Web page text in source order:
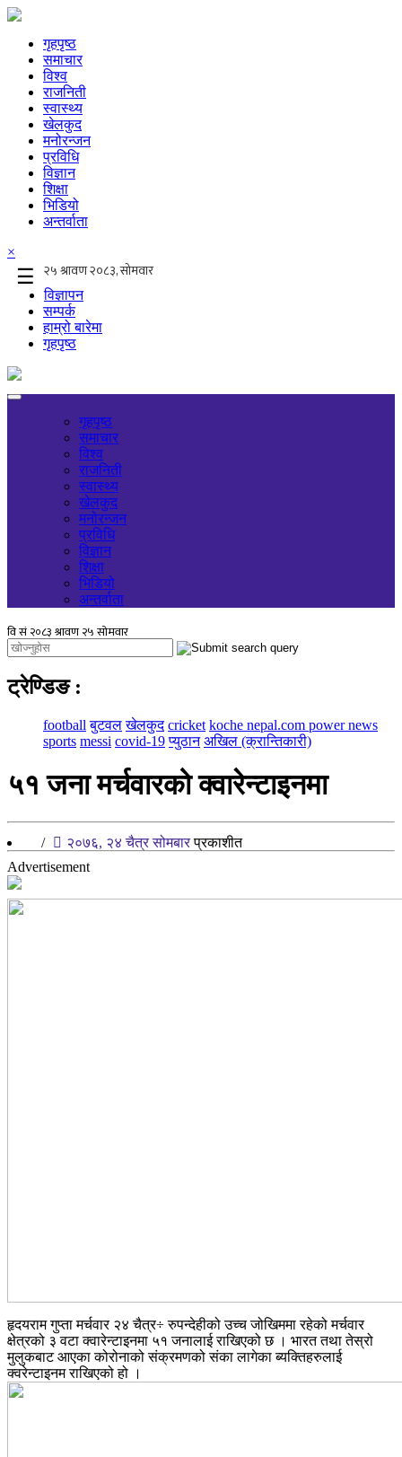
गृहपृष्ठ
समाचार
विश्व
राजनिती
स्वास्थ्य
खेलकुद
मनोरन्जन
प्रविधि
विज्ञान
शिक्षा
भिडियो
अन्तर्वाता
×
☰
विज्ञापन
सम्पर्क
हाम्रो बारेमा
गृहपृष्ठ
गृहपृष्ठ
समाचार
विश्व
राजनिती
स्वास्थ्य
खेलकुद
मनोरन्जन
प्रविधि
विज्ञान
शिक्षा
भिडियो
अन्तर्वाता
ट्रेण्डिङ :
football बुटवल खेलकुद cricket koche nepal.com power news
sports messi covid-19 प्युठान अखिल (क्रान्तिकारी)
५१ जना मर्चवारको क्वारेन्टाइनमा
/ २०७६, २४ चैत्र सोमबारप्रकाशीत
Advertisement
हृदयराम गुप्ता मर्चवार २४ चैत्र÷ रुपन्देहीको उच्च जोखिममा रहेको मर्चवार
क्षेत्रको ३ वटा क्वारेन्टाइनमा ५१ जनालाई राखिएको छ । भारत तथा तेस्रो
मुलुकबाट आएका कोरोनाको संक्रमणको संका लागेका ब्यक्तिहरुलाई
क्वरेन्टाइनम राखिएको हो ।